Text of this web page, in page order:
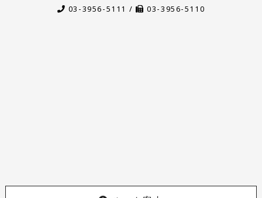
03-3956-5111 / 03-3956-5110